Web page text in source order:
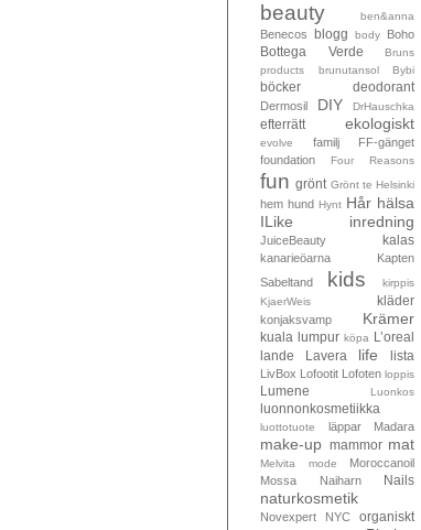
beauty ben&anna
Benecos blogg body Boho
Bottega Verde
Bruns
products
brunutansol Bybi
böcker deodorant
Dermosil DIY DrHauschka
efterrätt ekologiskt
evolve familj
FF-gänget
foundation
Four Reasons
fun grönt Grönt te Helsinki
hem hund Hynt Hår hälsa
ILike
inredning
JuiceBeauty kalas
kanarieöarna
Kapten
Sabeltand
kids
kirppis
KjaerWeis
kläder
konjaksvamp Krämer
kuala lumpur köpa
L’oreal
lande
Lavera life lista
LivBox Lofootit Lofoten loppis
Lumene Luonkos
luonnonkosmetiikka
luottotuote läppar Madara
make-up mammor mat
Melvita mode
Moroccanoil
Mossa
Naiharn Nails
naturkosmetik
Novexpert NYC organiskt